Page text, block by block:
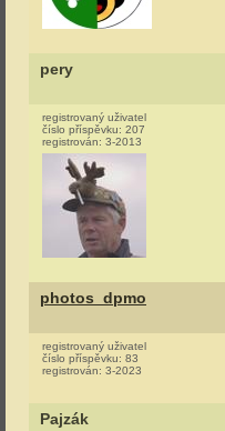
pery
registrovaný uživatel
číslo příspěvku: 207
registrován: 3-2013
photos_dpmo
registrovaný uživatel
číslo příspěvku: 83
registrován: 3-2023
Pajzák